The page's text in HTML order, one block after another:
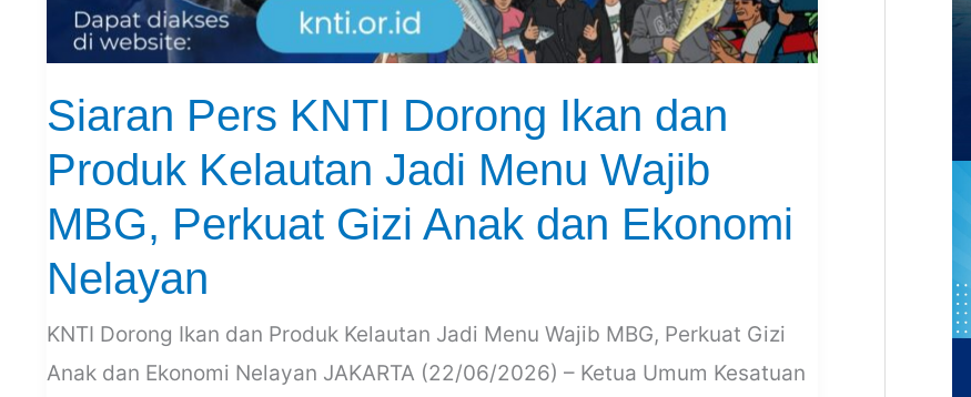
Siaran Pers KNTI Dorong Ikan dan
Produk Kelautan Jadi Menu Wajib
MBG, Perkuat Gizi Anak dan Ekonomi
Nelayan
KNTI Dorong Ikan dan Produk Kelautan Jadi Menu Wajib MBG, Perkuat Gizi
Anak dan Ekonomi Nelayan JAKARTA (22/06/2026) – Ketua Umum Kesatuan